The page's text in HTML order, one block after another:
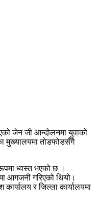
जेन जी आन्दोलनमा युवाको
मुख्यालयमा तोडफोडसँगै
ध्वस्त भएको छ ।
आगजनी गरिएको थियो।
र जिल्ला कार्यालयमा